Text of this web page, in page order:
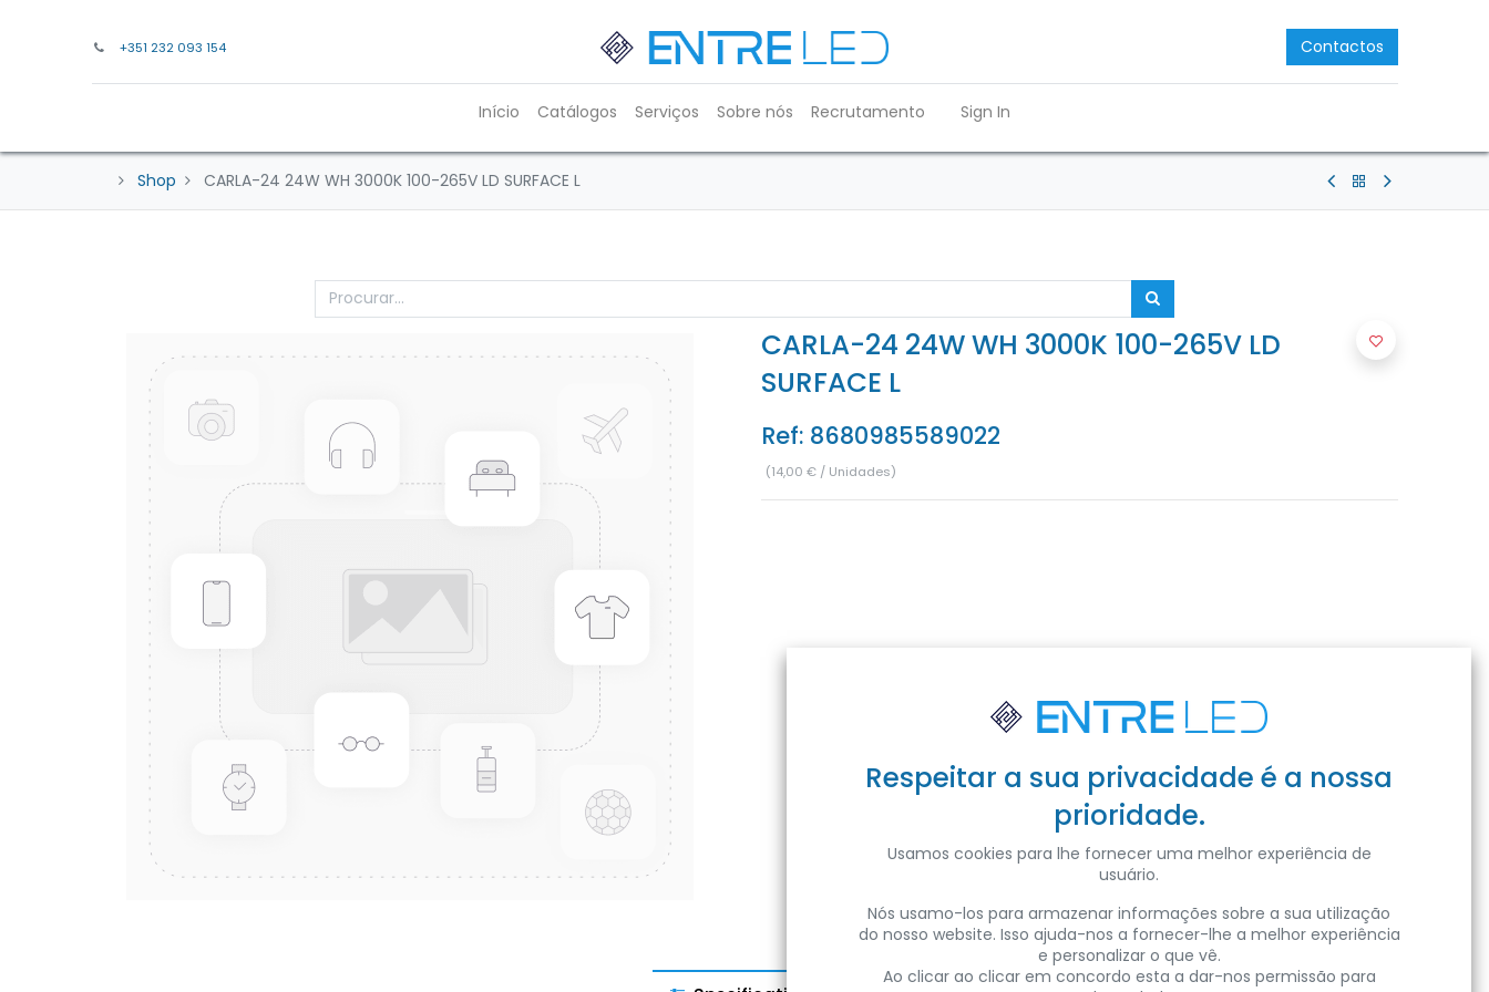
+351 232 093 154 Contactos
Início Catálogos Serviços Sobre nós Recrutamento Sign In
Shop CARLA-24 24W WH 3000K 100-265V LD SURFACE L
CARLA-24 24W WH 3000K 100-265V LD
SURFACE L
Ref: 8680985589022
(14,00 € / Unidades)
Respeitar a sua privacidade é a nossa
prioridade.
Usamos cookies para lhe fornecer uma melhor experiência de
usuário.
Nós usamo-los para armazenar informações sobre a sua utilização
do nosso website. Isso ajuda-nos a fornecer-lhe a melhor experiência
e personalizar o que vê.
Ao clicar ao clicar em concordo esta a dar-nos permissão para